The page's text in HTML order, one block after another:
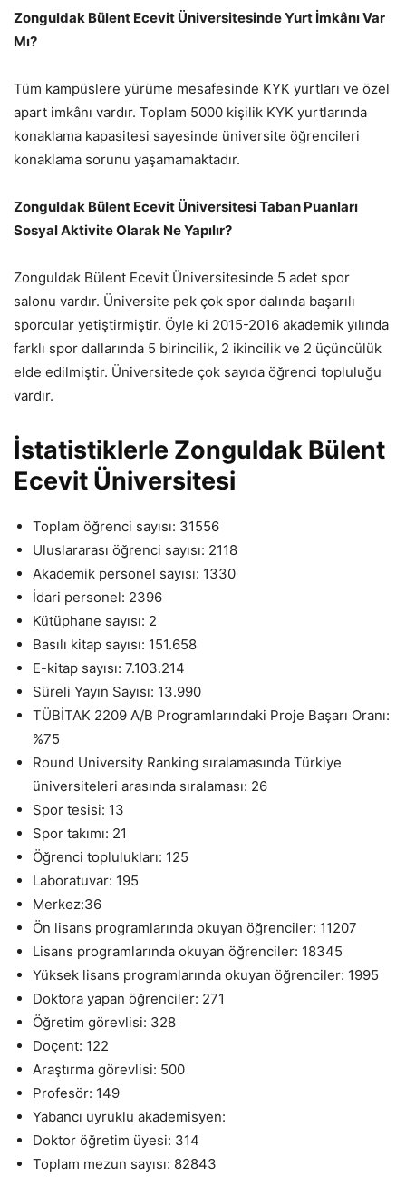
Zonguldak Bülent Ecevit Üniversitesinde Yurt İmkânı Var
Mı?
Tüm kampüslere yürüme mesafesinde KYK yurtları ve özel
apart imkânı vardır. Toplam 5000 kişilik KYK yurtlarında
konaklama kapasitesi sayesinde üniversite öğrencileri
konaklama sorunu yaşamamaktadır.
Zonguldak Bülent Ecevit Üniversitesi Taban Puanları
Sosyal Aktivite Olarak Ne Yapılır?
Zonguldak Bülent Ecevit Üniversitesinde 5 adet spor
salonu vardır. Üniversite pek çok spor dalında başarılı
sporcular yetiştirmiştir. Öyle ki 2015-2016 akademik yılında
farklı spor dallarında 5 birincilik, 2 ikincilik ve 2 üçüncülük
elde edilmiştir. Üniversitede çok sayıda öğrenci topluluğu
vardır.
İstatistiklerle Zonguldak Bülent
Ecevit Üniversitesi
Toplam öğrenci sayısı: 31556
Uluslararası öğrenci sayısı: 2118
Akademik personel sayısı: 1330
İdari personel: 2396
Kütüphane sayısı: 2
Basılı kitap sayısı: 151.658
E-kitap sayısı: 7.103.214
Süreli Yayın Sayısı: 13.990
TÜBİTAK 2209 A/B Programlarındaki Proje Başarı Oranı:
%75
Round University Ranking sıralamasında Türkiye
üniversiteleri arasında sıralaması: 26
Spor tesisi: 13
Spor takımı: 21
Öğrenci toplulukları: 125
Laboratuvar: 195
Merkez:36
Ön lisans programlarında okuyan öğrenciler: 11207
Lisans programlarında okuyan öğrenciler: 18345
Yüksek lisans programlarında okuyan öğrenciler: 1995
Doktora yapan öğrenciler: 271
Öğretim görevlisi: 328
Doçent: 122
Araştırma görevlisi: 500
Profesör: 149
Yabancı uyruklu akademisyen:
Doktor öğretim üyesi: 314
Toplam mezun sayısı: 82843